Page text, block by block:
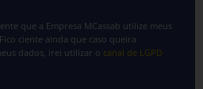
que a Empresa MCassab utilize meus
ciente ainda que caso queira
dados, irei utilizar o canal de LGPD